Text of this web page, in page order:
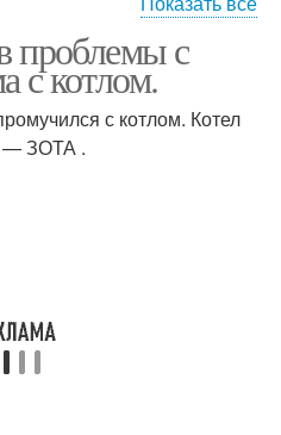
Твердотопливный
котёл
проблемы с
с котлом.
с котлом. Котел
— ЗОТА .